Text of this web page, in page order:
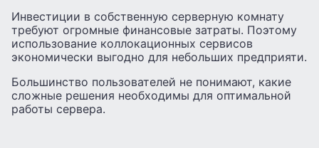
Инвестиции в собственную серверную комнату
требуют огромные финансовые затраты. Поэтому
использование коллокационных сервисов
экономически выгодно для небольших предприяти.
Большинство пользователей не понимают, какие
сложные решения необходимы для оптимальной
работы сервера.